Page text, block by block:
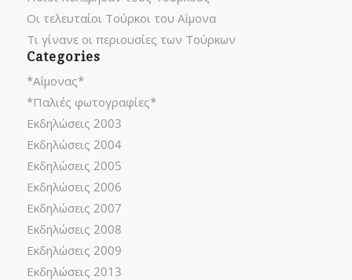
Οι τελευταίοι Τούρκοι του Αΐμονα
Τι γίνανε οι περιουσίες των Τούρκων
Categories
*Αΐμονας*
*Παλιές φωτογραφίες*
Εκδηλώσεις 2003
Εκδηλώσεις 2004
Εκδηλώσεις 2005
Εκδηλώσεις 2006
Εκδηλώσεις 2007
Εκδηλώσεις 2008
Εκδηλώσεις 2009
Εκδηλώσεις 2013